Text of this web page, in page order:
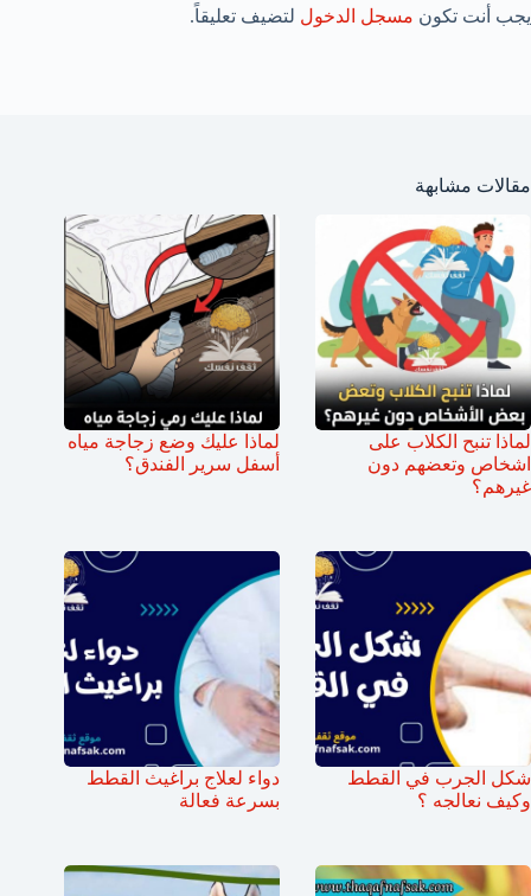
يجب أنت تكون مسجل الدخول لتضيف تعليقاً.
مقالات مشابهة
لماذا تنبح الكلاب على
اشخاص وتعضهم دون
غيرهم؟
لماذا عليك وضع زجاجة مياه
أسفل سرير الفندق؟
شكل الجرب في القطط
وكيف نعالجه ؟
دواء لعلاج براغيث القطط
بسرعة فعالة